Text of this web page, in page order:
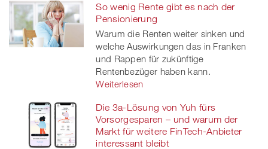
So wenig Rente gibt es nach der
Pensionierung
Warum die Renten weiter sinken und
welche Auswirkungen das in Franken
und Rappen für zukünftige
Rentenbezüger haben kann.
Weiterlesen
Die 3a-Lösung von Yuh fürs
Vorsorgesparen – und warum der
Markt für weitere FinTech-Anbieter
interessant bleibt